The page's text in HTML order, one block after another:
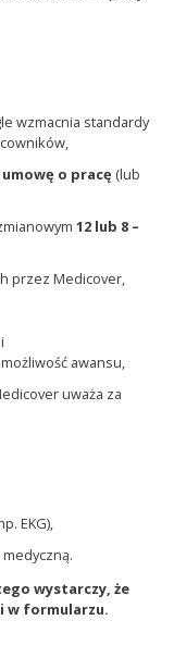
wzmacnia standardy
umowę o pracę (lub
12 lub 8 –
przez Medicover,
awansu,
uważa za
EKG),
wystarczy, że
w formularzu.